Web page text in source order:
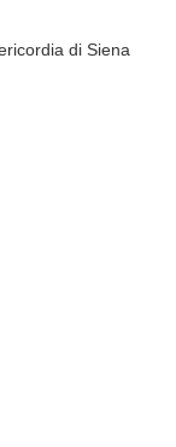
di Siena